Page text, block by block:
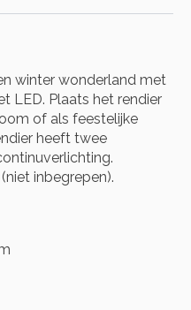
winter wonderland met
LED. Plaats het rendier
of als feestelijke
heeft twee
inbegrepen).